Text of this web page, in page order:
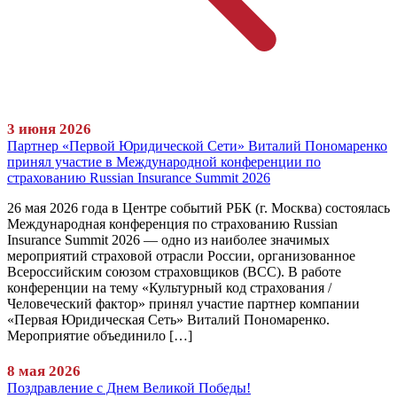
3 июня 2026
Партнер «Первой Юридической Сети» Виталий Пономаренко
принял участие в Международной конференции по
страхованию Russian Insurance Summit 2026
26 мая 2026 года в Центре событий РБК (г. Москва) состоялась
Международная конференция по страхованию Russian
Insurance Summit 2026 — одно из наиболее значимых
мероприятий страховой отрасли России, организованное
Всероссийским союзом страховщиков (ВСС). В работе
конференции на тему «Культурный код страхования /
Человеческий фактор» принял участие партнер компании
«Первая Юридическая Сеть» Виталий Пономаренко.
Мероприятие объединило […]
8 мая 2026
Поздравление с Днем Великой Победы!